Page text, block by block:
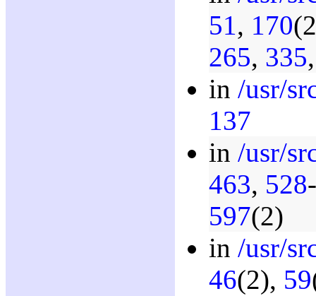
51, 170
265, 335
in /usr/
137
in /usr/
463, 528-
597(2)
in /usr/
46(2), 59